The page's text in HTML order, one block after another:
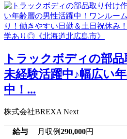
トラックボディの部品
未経験活躍中♪幅広い
中！...
株式会社BREXA Next
給与 月収例290,000円